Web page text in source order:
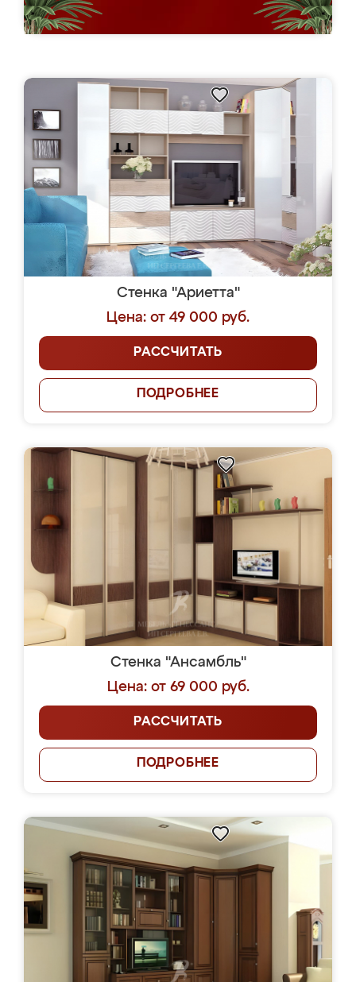
Стенка "Ариетта"
Цена: от 49 000 руб.
РАССЧИТАТЬ
ПОДРОБНЕЕ
Стенка "Ансамбль"
Цена: от 69 000 руб.
РАССЧИТАТЬ
ПОДРОБНЕЕ